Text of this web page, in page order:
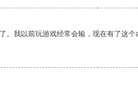
我以前玩游戏经常会输，现在有了这个